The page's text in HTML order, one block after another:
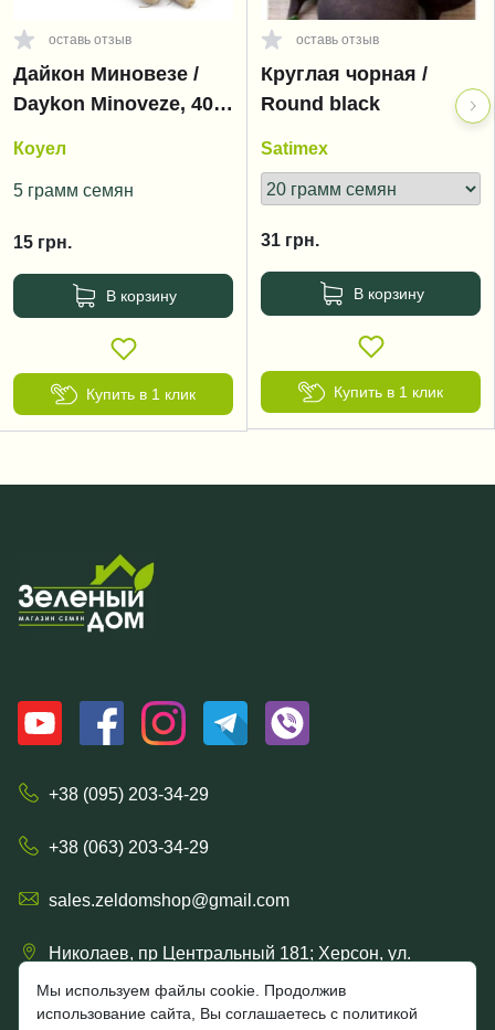
оставь отзыв
Дайкон Миновезе /
Daykon Minoveze, 40-
Коуел
5 грамм семян
15 грн.
В корзину
Купить в 1 клик
оставь отзыв
Круглая чорная /
Round black
Satimex
31 грн.
В корзину
Купить в 1 клик
+38 (095) 203-34-29
+38 (063) 203-34-29
sales.zeldomshop@gmail.com
Николаев, пр Центральный 181; Херсон, ул.
Мы используем файлы cookie. Продолжив
использование сайта, Вы соглашаетесь с политикой